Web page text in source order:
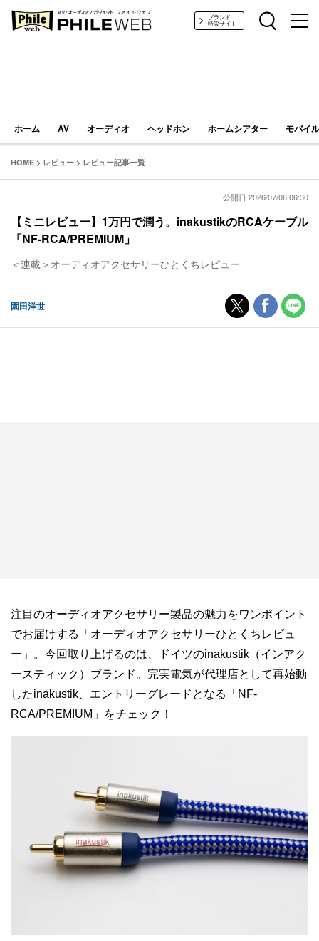
PHILE WEB｜AV/オーディオ/ガジェットブランド
特設サイト
ホーム AV オーディオ ヘッドホン ホームシアター モバイ
HOME > レビュー > レビュー記事一覧
公開日 2026/07/06 06:30
【ミニレビュー】1万円で潤う。inakustikのRCAケーブル
「NF-RCA/PREMIUM」
＜連載＞オーディオアクセサリーひとくちレビュー
園田洋世
注目のオーディオアクセサリー製品の魅力をワンポイント
でお届けする「オーディオアクセサリーひとくちレビュ
ー」。今回取り上げるのは、ドイツのinakustik（インアク
ースティック）ブランド。完実電気が代理店として再始動
したinakustik、エントリーグレードとなる「NF-
RCA/PREMIUM」をチェック！